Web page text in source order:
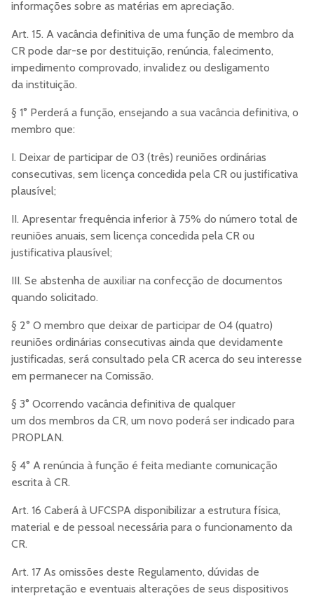
informações sobre as matérias em apreciação.
Art. 15. A vacância definitiva de uma função de membro da
CR pode dar-se por destituição, renúncia, falecimento,
impedimento comprovado, invalidez ou desligamento
da instituição.
§ 1° Perderá a função, ensejando a sua vacância definitiva, o
membro que:
I. Deixar de participar de 03 (três) reuniões ordinárias
consecutivas, sem licença concedida pela CR ou justificativa
plausível;
II. Apresentar frequência inferior à 75% do número total de
reuniões anuais, sem licença concedida pela CR ou
justificativa plausível;
III. Se abstenha de auxiliar na confecção de documentos
quando solicitado.
§ 2° O membro que deixar de participar de 04 (quatro)
reuniões ordinárias consecutivas ainda que devidamente
justificadas, será consultado pela CR acerca do seu interesse
em permanecer na Comissão.
§ 3° Ocorrendo vacância definitiva de qualquer
um dos membros da CR, um novo poderá ser indicado para
PROPLAN.
§ 4° A renúncia à função é feita mediante comunicação
escrita à CR.
Art. 16 Caberá à UFCSPA disponibilizar a estrutura física,
material e de pessoal necessária para o funcionamento da
CR.
Art. 17 As omissões deste Regulamento, dúvidas de
interpretação e eventuais alterações de seus dispositivos